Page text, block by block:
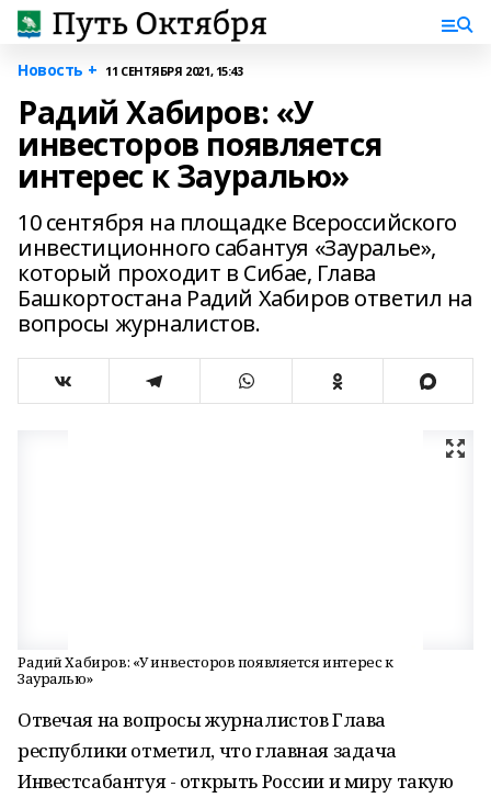
Новость + 11 СЕНТЯБРЯ 2021, 15:43
Радий Хабиров: «У
инвесторов появляется
интерес к Зауралью»
10 сентября на площадке Всероссийского
инвестиционного сабантуя «Зауралье»,
который проходит в Сибае, Глава
Башкортостана Радий Хабиров ответил на
вопросы журналистов.
Радий Хабиров: «У инвесторов появляется интерес к
Зауралью»
Отвечая на вопросы журналистов Глава
республики отметил, что главная задача
Инвестсабантуя - открыть России и миру такую